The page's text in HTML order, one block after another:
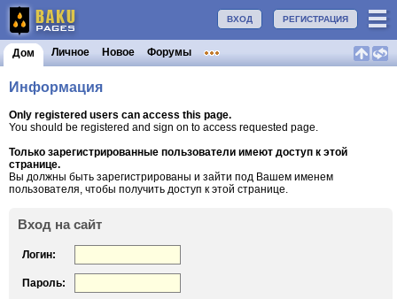
РЕГИСТРАЦИЯ
ВХОД
Дом Личное Новое Форумы
Информация
Only registered users can access this page.
You should be registered and sign on to access requested page.
Только зарегистрированные пользователи имеют доступ к этой
странице.
Вы должны быть зарегистрированы и зайти под Вашем именем
пользователя, чтобы получить доступ к этой странице.
Вход на сайт
Логин:
Пароль: